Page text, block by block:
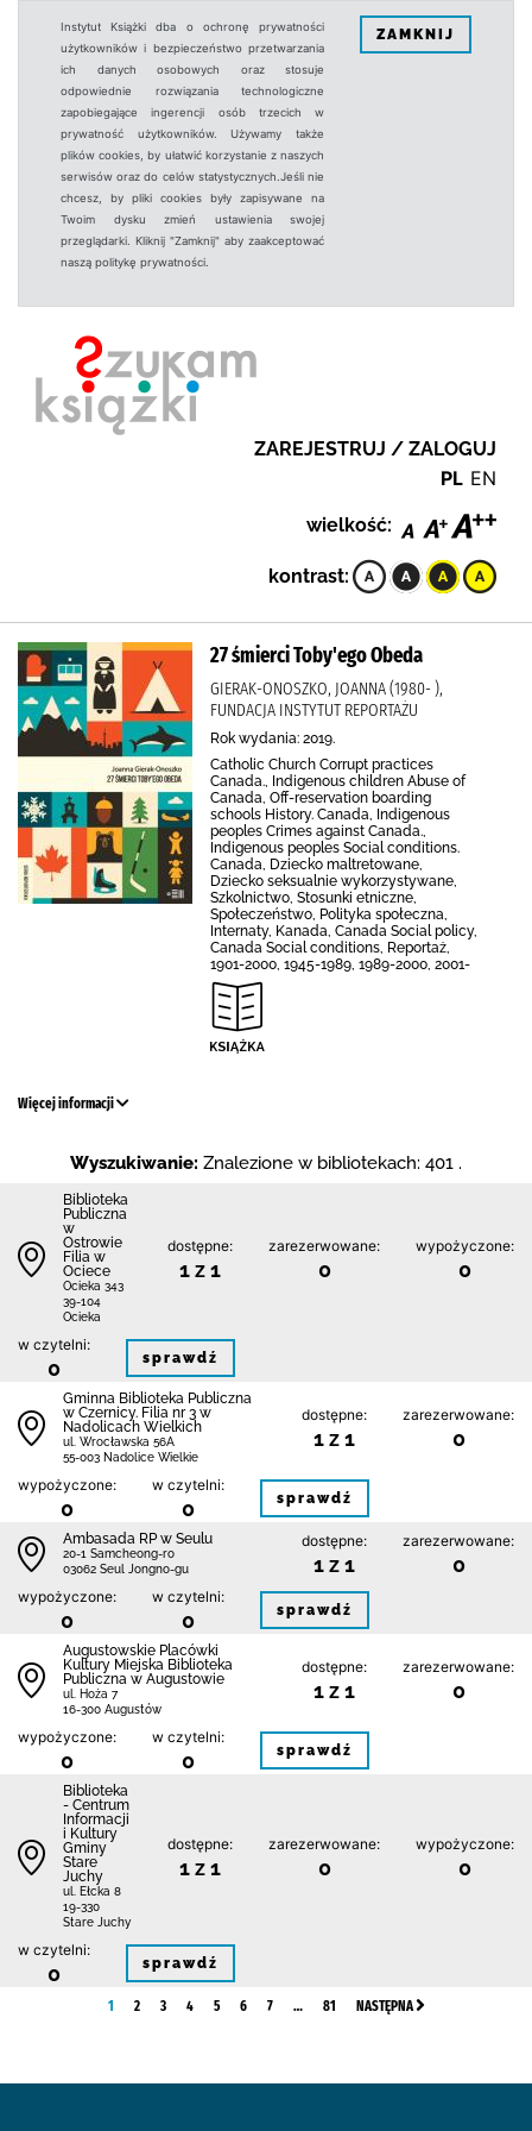
Instytut Książki dba o ochronę prywatności
użytkowników i bezpieczeństwo przetwarzania
ich danych osobowych oraz stosuje
odpowiednie rozwiązania technologiczne
zapobiegające ingerencji osób trzecich w
prywatność użytkowników. Używamy także
plików cookies, by ułatwić korzystanie z naszych
serwisów oraz do celów statystycznych.Jeśli nie
chcesz, by pliki cookies były zapisywane na
Twoim dysku zmień ustawienia swojej
przeglądarki. Kliknij "Zamknij" aby zaakceptować
naszą politykę prywatności.
ZAMKNIJ
ZAREJESTRUJ / ZALOGUJ
PL EN
wielkość:
kontrast:
27 śmierci Toby'ego Obeda
GIERAK-ONOSZKO, JOANNA (1980- ),
FUNDACJA INSTYTUT REPORTAŻU
Rok wydania: 2019.
Catholic Church Corrupt practices
Canada., Indigenous children Abuse of
Canada, Off-reservation boarding
schools History. Canada, Indigenous
peoples Crimes against Canada.,
Indigenous peoples Social conditions.
Canada, Dziecko maltretowane,
Dziecko seksualnie wykorzystywane,
Szkolnictwo, Stosunki etniczne,
Społeczeństwo, Polityka społeczna,
Internaty, Kanada, Canada Social policy,
Canada Social conditions, Reportaż,
1901-2000, 1945-1989, 1989-2000, 2001-
Więcej informacji
Wyszukiwanie: Znalezione w bibliotekach: 401 .
Biblioteka
Publiczna
w
Ostrowie
Filia w
Ociece
Ocieka 343
39-104
Ocieka
dostępne:
1 z 1
zarezerwowane:
0
wypożyczone:
0
w czytelni:
0 sprawdź
Gminna Biblioteka Publiczna
w Czernicy. Filia nr 3 w
Nadolicach Wielkich
ul. Wrocławska 56A
55-003 Nadolice Wielkie
dostępne:
1 z 1
zarezerwowane:
0
wypożyczone:
0
w czytelni:
0 sprawdź
Ambasada RP w Seulu
20-1 Samcheong-ro
03062 Seul Jongno-gu
dostępne:
1 z 1
zarezerwowane:
0
wypożyczone:
0
w czytelni:
0 sprawdź
Augustowskie Placówki
Kultury Miejska Biblioteka
Publiczna w Augustowie
ul. Hoża 7
16-300 Augustów
dostępne:
1 z 1
zarezerwowane:
0
wypożyczone:
0
w czytelni:
0 sprawdź
Biblioteka
- Centrum
Informacji
i Kultury
Gminy
Stare
Juchy
ul. Ełcka 8
19-330
Stare Juchy
dostępne:
1 z 1
zarezerwowane:
0
wypożyczone:
0
w czytelni:
0 sprawdź
1 2 3 4 5 6 7 … 81 NASTĘPNA